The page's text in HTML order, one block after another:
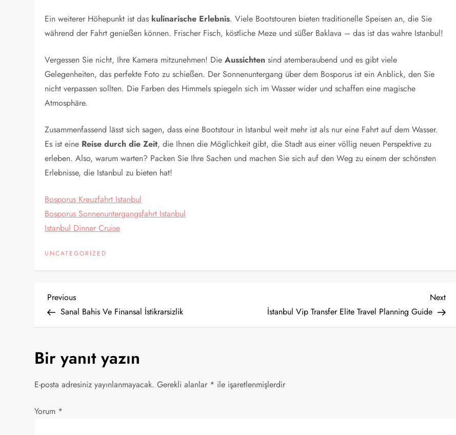
Ein weiterer Höhepunkt ist das kulinarische Erlebnis. Viele Bootstouren bieten traditionelle Speisen an, die Sie
während der Fahrt genießen können. Frischer Fisch, köstliche Meze und süßer Baklava – das ist das wahre Istanbul!
Vergessen Sie nicht, Ihre Kamera mitzunehmen! DieAussichten sind atemberaubend und es gibt viele
Gelegenheiten, das perfekte Foto zu schießen. Der Sonnenuntergang über dem Bosporus ist ein Anblick, den Sie
nicht verpassen sollten. Die Farben des Himmels spiegeln sich im Wasser wider und schaffen eine magische
Atmosphäre.
Zusammenfassend lässt sich sagen, dass eine Bootstour in Istanbul weit mehr ist als nur eine Fahrt auf dem Wasser.
Es ist eine Reise durch die Zeit, die Ihnen die Möglichkeit gibt, die Stadt aus einer völlig neuen Perspektive zu
erleben. Also, warum warten? Packen Sie Ihre Sachen und machen Sie sich auf den Weg zu einem der schönsten
Erlebnisse, die Istanbul zu bieten hat!
Bosporus Kreuzfahrt Istanbul
Bosporus Sonnenuntergangsfahrt Istanbul
Istanbul Dinner Cruise
UNCATEGORIZED
Y
z
e
Previous
Post
Previous
Sanal Bahis Ve Finansal İstikrarsizlik
Next
Post
Next
İstanbul Vip Transfer Elite Travel Planning Guide
Bir yanıt yazın
E-posta adresiniz yayınlanmayacak. Gerekli alanlar * ile işaretlenmişlerdir
Yorum *